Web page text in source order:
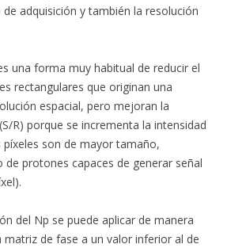
adquisición y también la resolución
una forma muy habitual de reducir el
rectangulares que originan una
espacial, pero mejoran la
R) porque se incrementa la intensidad
son de mayor tamaño,
protones capaces de generar señal
del Np se puede aplicar de manera
matriz de fase a un valor inferior al de